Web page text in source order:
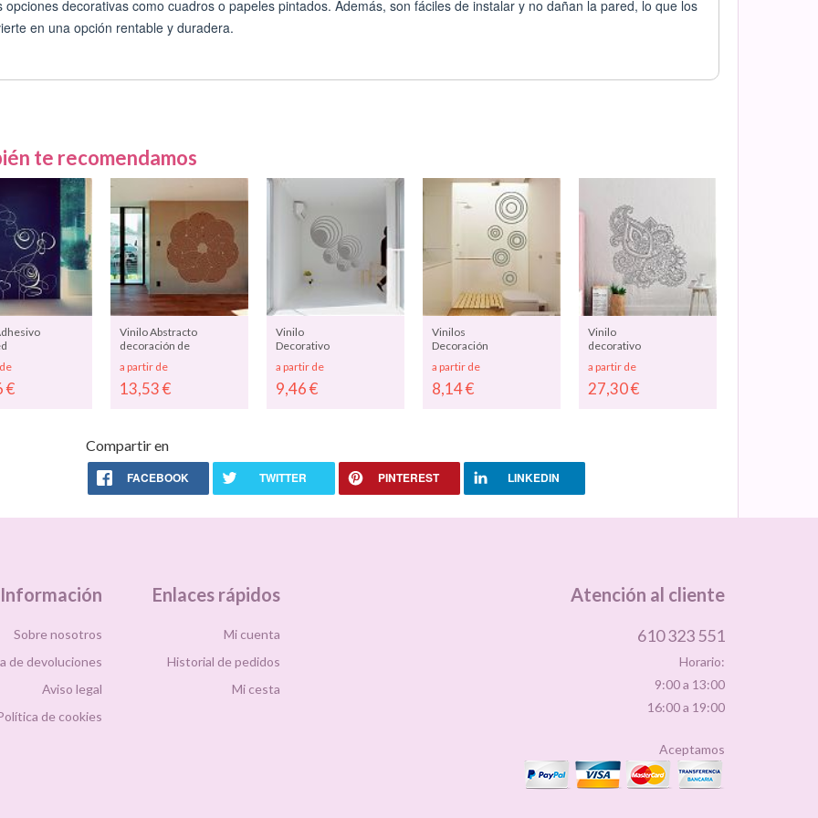
opciones decorativas como cuadros o papeles pintados. Además, son fáciles de instalar y no dañan la pared, lo que los
en una opción rentable y duradera.
te recomendamos
€
Vinilo Abstracto
decoración de
paredes
"intertwined"
01950
a partir de
13,53€
Vinilo
Decorativo
"Intersecciones
Esféricas" -
vinilos
decorativos
habitación
01618
a partir de
9,46€
Vinilos
Decoración
Paredes
"Composiciones
Circulares 1"
01885
a partir de
8,14€
Vinilo
decorativo
abstracto para
la decoración
de paredes -
vinilos
a partir de
27,30€
Compartir en
FACEBOOK TWITTER PINTEREST LINKEDIN
Información
Sobre nosotros
de devoluciones
Aviso legal
de cookies
Enlaces rápidos
Mi cuenta
Historial de pedidos
Mi cesta
Atención al cliente
610 323 551
Horario:
9:00 a 13:00
16:00 a 19:00
Aceptamos